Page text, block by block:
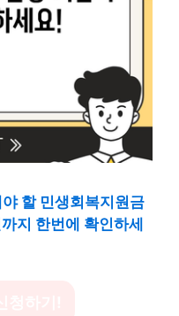
할 민생회복지원금
지 한번에 확인하세